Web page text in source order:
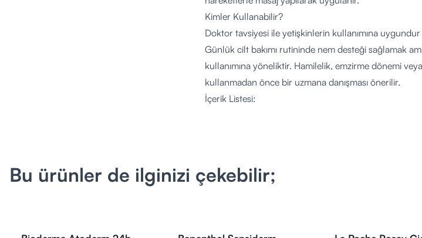
Kimler Kullanabilir?
Doktor tavsiyesi ile yetişkinlerin kullanımına
Günlük cilt bakımı rutininde nem desteği sağlamak
kullanımına yöneliktir. Hamilelik, emzirme dönemi
kullanmadan önce bir uzmana danışması önerilir.
İçerik Listesi:
Alcohol, 1,2-Hexanediol, Pentylene Glycol,
Bu ürünler de ilginizi çekebilir;